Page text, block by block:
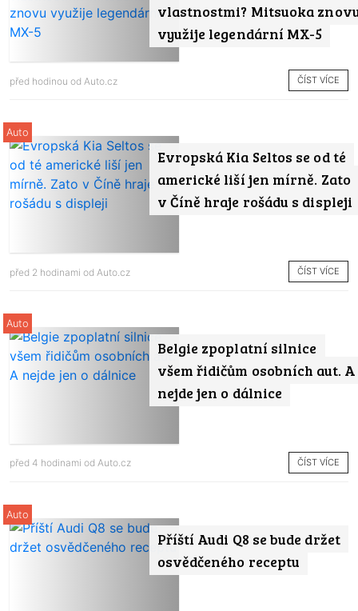
vlastnostmi? Mitsuoka
využije legendární MX-5
před hodinou od Auto.cz ČÍST VÍCE
Evropská Kia Seltos se od té
americké liší jen mírně. Zato
v Číně hraje rošádu s displeji
Auto
před 2 hodinami od Auto.cz ČÍST VÍCE
Belgie zpoplatní silnice
všem řidičům osobních aut. A
nejde jen o dálnice
Auto
před 4 hodinami od Auto.cz ČÍST VÍCE
Příští Audi Q8 se bude držet
osvědčeného receptu
Auto